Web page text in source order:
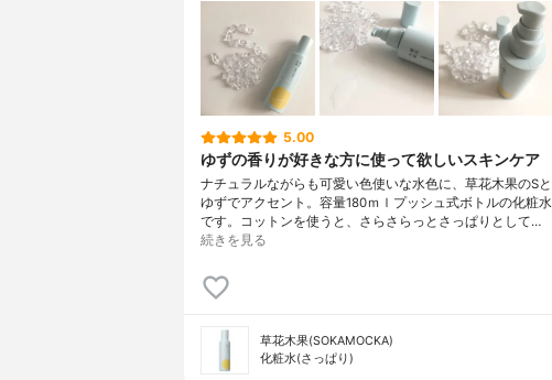
5.00
ゆずの香りが好きな方に使って欲しいスキンケア
ナチュラルながらも可愛い色使いな水色に、草花木果のSと
ゆずでアクセント。容量180ｍｌプッシュ式ボトルの化粧水
です。コットンを使うと、さらさらっとさっぱりとして…
続きを見る
草花木果(SOKAMOCKA)
化粧水(さっぱり)